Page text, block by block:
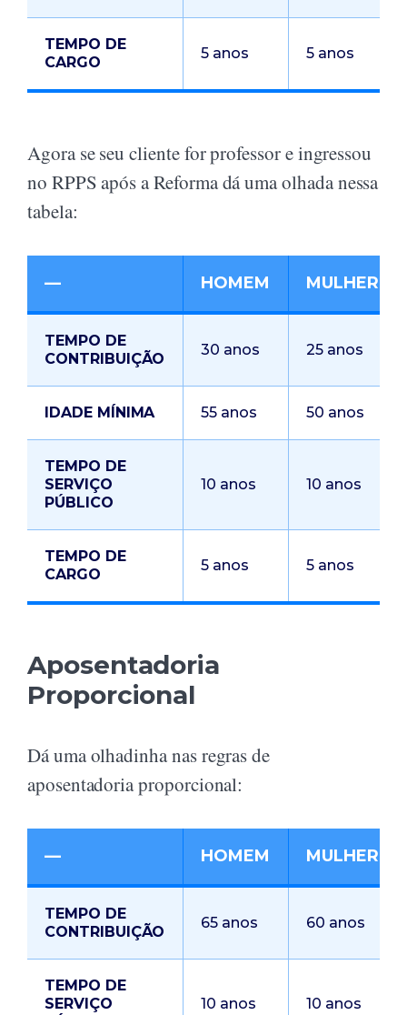
TEMPO DE
CARGO
5 anos 5 anos
Agora se seu cliente for professor e ingressou
no RPPS após a Reforma dá uma olhada nessa
tabela:
— HOMEM MULHER
TEMPO DE
CONTRIBUIÇÃO
30 anos 25 anos
IDADE MÍNIMA 55 anos 50 anos
TEMPO DE
SERVIÇO
PÚBLICO
10 anos 10 anos
TEMPO DE
CARGO
5 anos 5 anos
Aposentadoria
Proporcional
Dá uma olhadinha nas regras de
aposentadoria proporcional:
— HOMEM MULHER
TEMPO DE
CONTRIBUIÇÃO
65 anos 60 anos
TEMPO DE
SERVIÇO
10 anos 10 anos